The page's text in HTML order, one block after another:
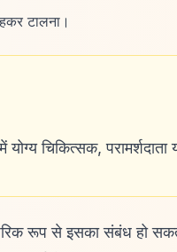
टालना।
चिकित्सक, परामर्शदाता
रूप से इसका संबंध हो